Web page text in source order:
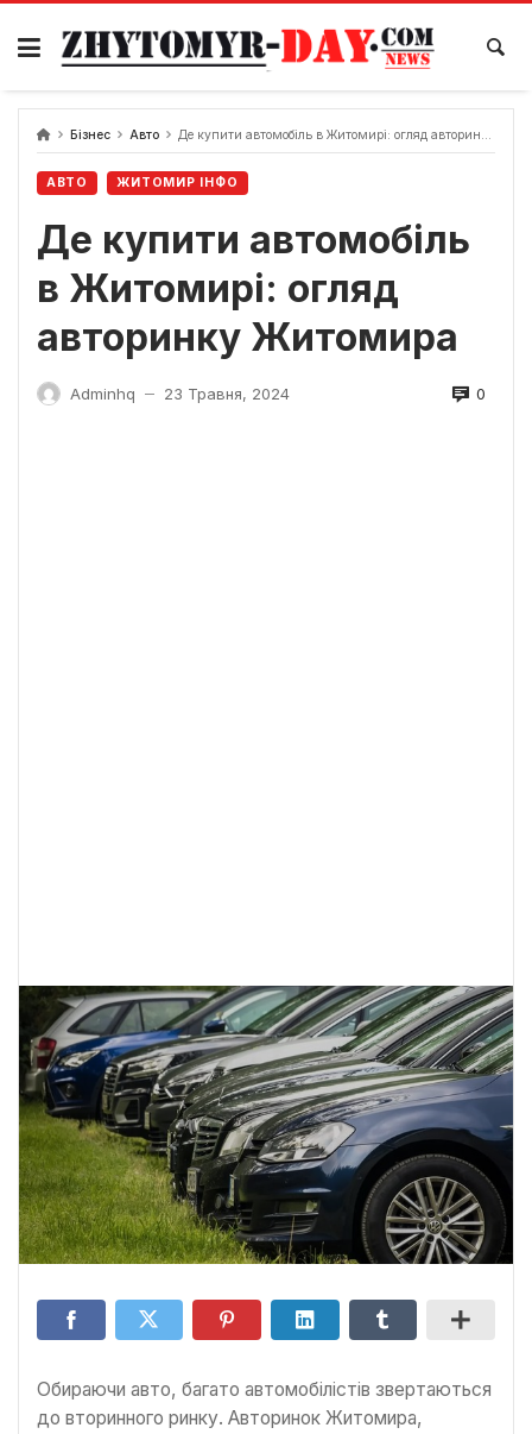
Skip
content
Бізнес Авто Де купити автомобіль в Житомирі: огляд авторинку Житомира
АВТО ЖИТОМИР ІНФО
Де купити автомобіль
в Житомирі: огляд
авторинку Житомира
Adminhq — 23 Травня, 2024 0
Обираючи авто, багато автомобілістів звертаються
до вторинного ринку. Авторинок Житомира,